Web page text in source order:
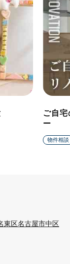
ご自
ー
物件相談
東区名古屋市中区